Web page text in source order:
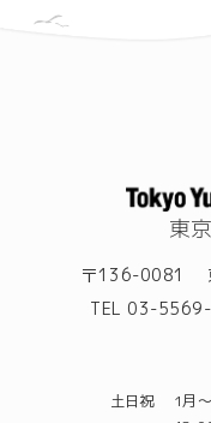
東
〒136-0081
TEL 03-
土日祝
1月